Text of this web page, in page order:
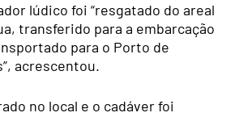
lúdico foi “resgatado do areal
transferido para a embarcação
para o Porto de
acrescentou.
no local e o cadáver foi